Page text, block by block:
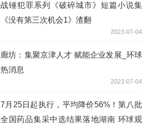
战锤犯罪系列《破碎城市》短篇小说集
《没有第三次机会1》渣翻
2023-07-04
廊坊：集聚京津人才 赋能企业发展_环球
热消息
2023-07-04
7月25日起执行，平均降价56%！第八批
全国药品集采中选结果落地湖南 环球观